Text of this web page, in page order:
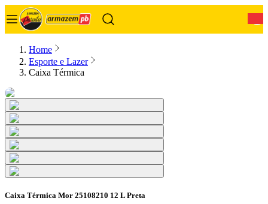
Home
Esporte e Lazer
Caixa Térmica
Caixa Térmica Mor 25108210 12 L Preta